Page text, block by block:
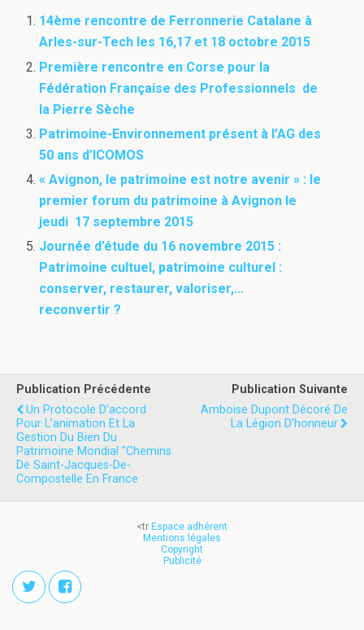
14ème rencontre de Ferronnerie Catalane à
Arles-sur-Tech les 16,17 et 18 octobre 2015
Première rencontre en Corse pour la
Fédération Française des Professionnels de
la Pierre Sèche
Patrimoine-Environnement présent à l’AG des
50 ans d’ICOMOS
« Avignon, le patrimoine est notre avenir » : le
premier forum du patrimoine à Avignon le
jeudi 17 septembre 2015
Journée d’étude du 16 novembre 2015 :
Patrimoine cultuel, patrimoine culturel :
conserver, restaurer, valoriser,…
reconvertir ?
Publication Précédente
Un Protocole D’accord
Pour L’animation Et La
Gestion Du Bien Du
Patrimoine Mondial "chemins
De Saint-Jacques-De-
Compostelle En France
Publication Suivante
Amboise Dupont Décoré De
La Légion D’honneur
<tr Espace adhérent
Mentions légales
Copyright
Publicité